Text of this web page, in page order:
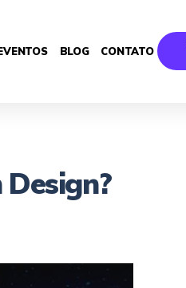
BLOG CONTATO